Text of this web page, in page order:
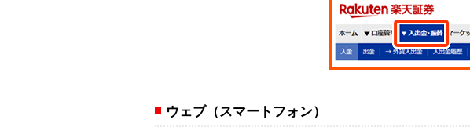
ウェブ（スマートフォン）